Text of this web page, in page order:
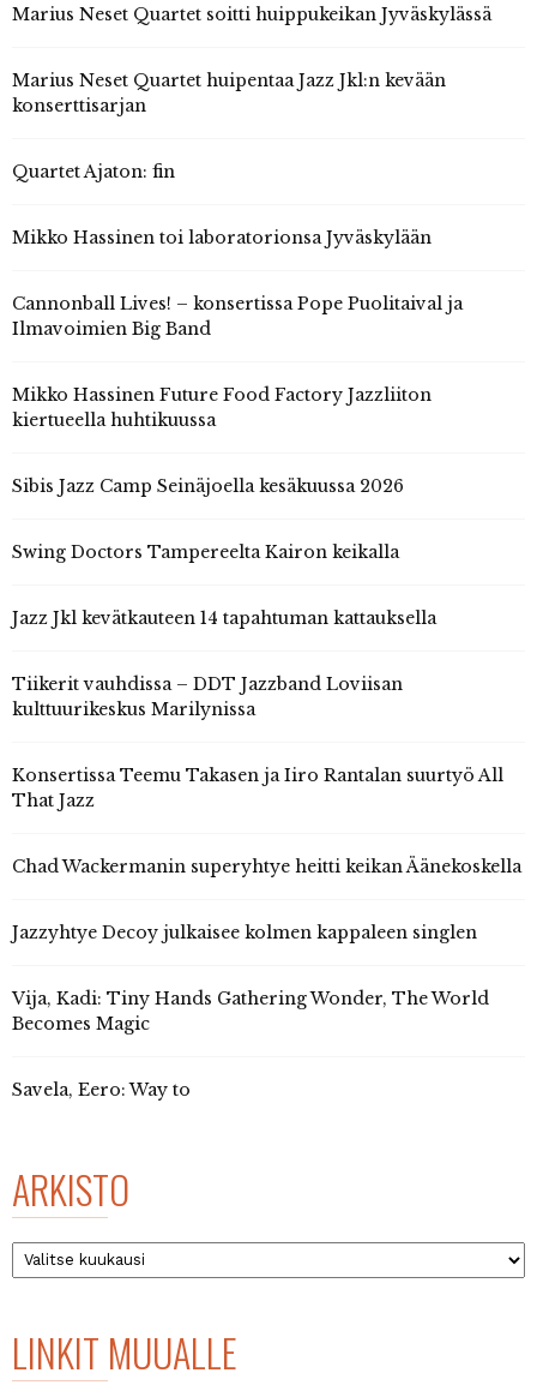
Marius Neset Quartet soitti huippukeikan Jyväskylässä
Marius Neset Quartet huipentaa Jazz Jkl:n kevään
konserttisarjan
Quartet Ajaton: fin
Mikko Hassinen toi laboratorionsa Jyväskylään
Cannonball Lives! – konsertissa Pope Puolitaival ja
Ilmavoimien Big Band
Mikko Hassinen Future Food Factory Jazzliiton
kiertueella huhtikuussa
Sibis Jazz Camp Seinäjoella kesäkuussa 2026
Swing Doctors Tampereelta Kairon keikalla
Jazz Jkl kevätkauteen 14 tapahtuman kattauksella
Tiikerit vauhdissa – DDT Jazzband Loviisan
kulttuurikeskus Marilynissa
Konsertissa Teemu Takasen ja Iiro Rantalan suurtyö All
That Jazz
Chad Wackermanin superyhtye heitti keikan Äänekoskella
Jazzyhtye Decoy julkaisee kolmen kappaleen singlen
Vija, Kadi: Tiny Hands Gathering Wonder, The World
Becomes Magic
Savela, Eero: Way to
ARKISTO
Arkisto
LINKIT MUUALLE